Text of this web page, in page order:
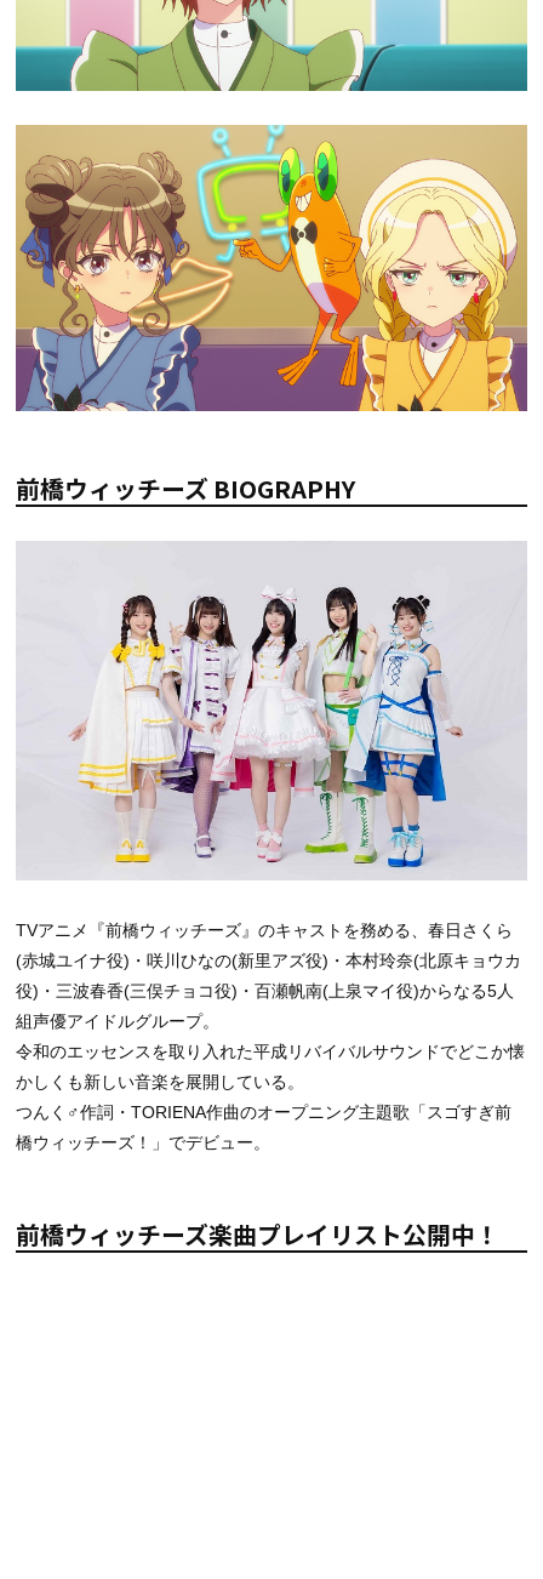
前橋ウィッチーズ BIOGRAPHY
TVアニメ『前橋ウィッチーズ』のキャストを務める、春日さくら
(赤城ユイナ役)・咲川ひなの(新里アズ役)・本村玲奈(北原キョウカ
役)・三波春香(三俣チョコ役)・百瀬帆南(上泉マイ役)からなる5人
組声優アイドルグループ。
令和のエッセンスを取り入れた平成リバイバルサウンドでどこか懐
かしくも新しい音楽を展開している。
つんく♂作詞・TORIENA作曲のオープニング主題歌「スゴすぎ前
橋ウィッチーズ！」でデビュー。
前橋ウィッチーズ楽曲プレイリスト公開中！